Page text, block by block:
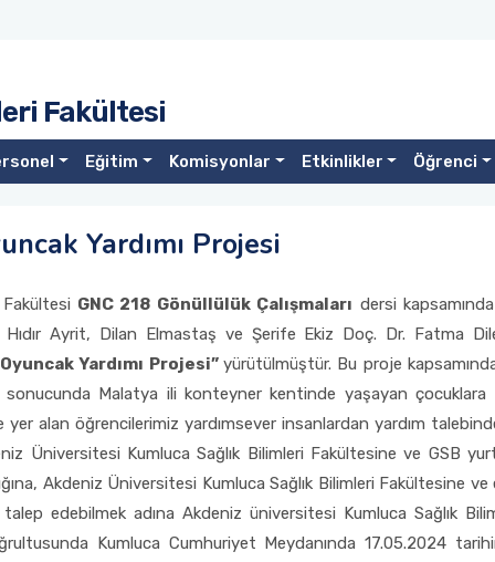
Fakültesi
Eğitim Komisyonlar Etkinlikler Öğrenci
Yardımı Projesi
GNC 218 Gönüllülük Çalışmaları dersi
Hıdır Ayrit, Dilan Elmastaş ve Şerife Ekiz Doç. Dr. Fatma
Yardımı Projesi”yürütülmüştür. Bu proje
sonucunda Malatya ili konteyner kentinde yaşayan çocuklara
yer alan öğrencilerimiz yardımsever insanlardan yardım
Üniversitesi Kumluca Sağlık Bilimleri Fakültesine ve GSB
Akdeniz Üniversitesi Kumluca Sağlık Bilimleri Fakültesine
edebilmek adına Akdeniz üniversitesi Kumluca Sağlık
Kumluca Cumhuriyet Meydanında 17.05.2024